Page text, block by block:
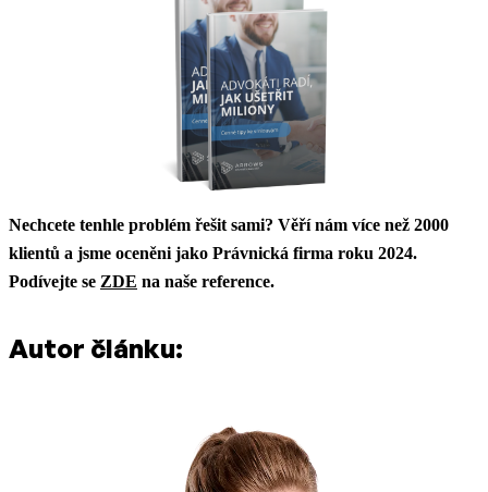
Nechcete tenhle problém řešit sami? Věří nám více než 2000
klientů a jsme oceněni jako Právnická firma roku 2024.
Podívejte se ZDE na naše reference.
Autor článku: